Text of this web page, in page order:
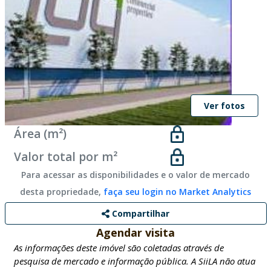
Ver fotos
Área (m²)
Valor total por m²
Para acessar as disponibilidades e o valor de mercado
desta propriedade, faça seu login no Market Analytics
Compartilhar
Agendar visita
As informações deste imóvel são coletadas através de
pesquisa de mercado e informação pública. A SiiLA não atua